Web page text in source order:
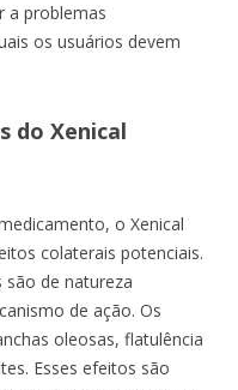
a problemas
os usuários devem
do Xenical
o Xenical
colaterais potenciais.
de natureza
de ação. Os
oleosas, flatulência
Esses efeitos são